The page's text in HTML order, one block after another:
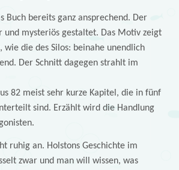
Buch bereits ganz ansprechend. Der
und mysteriös gestaltet. Das Motiv zeigt
wie die des Silos: beinahe unendlich
Der Schnitt dagegen strahlt im
82 meist sehr kurze Kapitel, die in fünf
sind. Erzählt wird die Handlung
ruhig an. Holstons Geschichte im
zwar und man will wissen, was